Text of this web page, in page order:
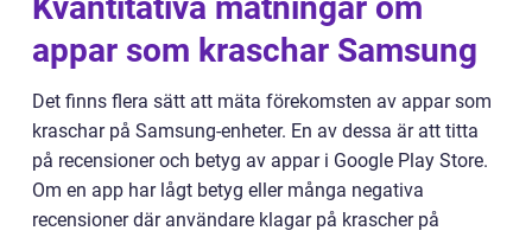
Kvantitativa mätningar om
appar som kraschar Samsung
Det finns flera sätt att mäta förekomsten av appar som
kraschar på Samsung-enheter. En av dessa är att titta
på recensioner och betyg av appar i Google Play Store.
Om en app har lågt betyg eller många negativa
recensioner där användare klagar på krascher på